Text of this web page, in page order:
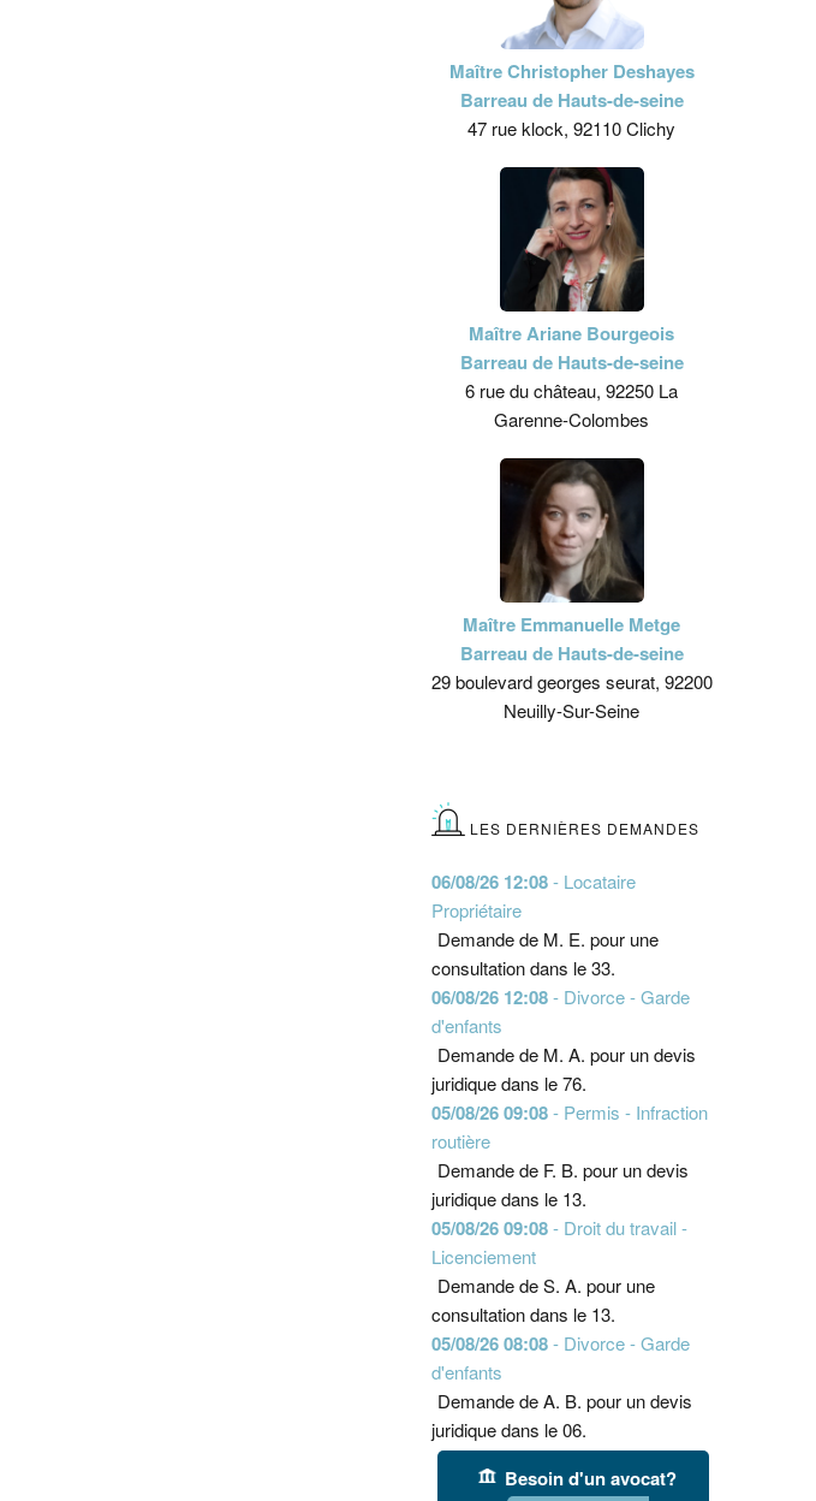
Maître Christopher Deshayes
Barreau de Hauts-de-seine
47 rue klock, 92110 Clichy
Maître Ariane Bourgeois
Barreau de Hauts-de-seine
6 rue du château, 92250 La
Garenne-Colombes
Maître Emmanuelle Metge
Barreau de Hauts-de-seine
29 boulevard georges seurat, 92200
Neuilly-Sur-Seine
LES DERNIÈRES DEMANDES
06/08/26 12:08- Locataire
Propriétaire
Demande de M. E. pour une
consultation dans le 33.
06/08/26 12:08- Divorce - Garde
d'enfants
Demande de M. A. pour un devis
juridique dans le 76.
05/08/26 09:08- Permis - Infraction
routière
Demande de F. B. pour un devis
juridique dans le 13.
05/08/26 09:08- Droit du travail -
Licenciement
Demande de S. A. pour une
consultation dans le 13.
05/08/26 08:08- Divorce - Garde
d'enfants
Demande de A. B. pour un devis
juridique dans le 06.
Besoin d'un avocat?